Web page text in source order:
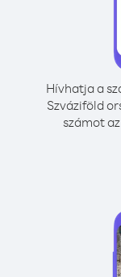
Hívhatja a
Szváziföld
számot